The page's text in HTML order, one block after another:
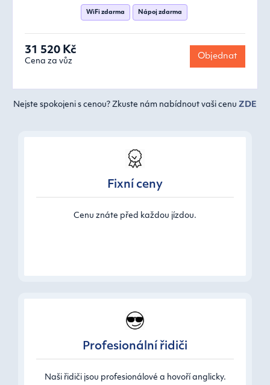
WiFi zdarma Nápoj zdarma
31 520 Kč
Cena za vůz
Objednat
Nejste spokojeni s cenou? Zkuste nám nabídnout vaši cenu ZDE
Fixní ceny
Cenu znáte před každou jízdou.
Profesionální řidiči
Naši řidiči jsou profesionálové a hovoří anglicky.